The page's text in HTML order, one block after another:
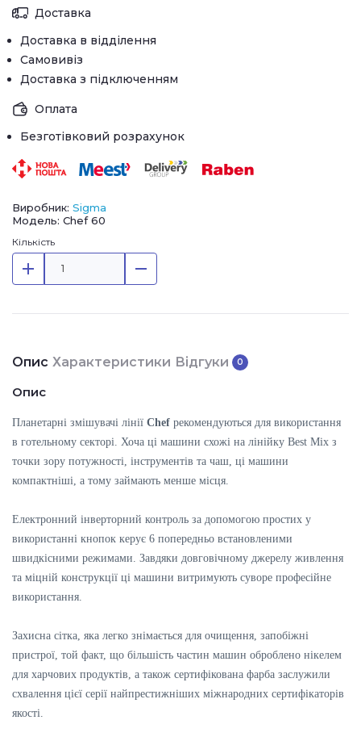
Доставка
Доставка в відділення
Самовивіз
Доставка з підключенням
Оплата
Безготівковий розрахунок
Виробник: Sigma
Модель: Chef 60
Кількість
Опис Характеристики Відгуки 0
Опис
Планетарні змішувачі лінії Chef рекомендуються для використання
в готельному секторі. Хоча ці машини схожі на лінійку Best Mix з
точки зору потужності, інструментів та чаш, ці машини
компактніші, а тому займають менше місця.
Електронний інверторний контроль за допомогою простих у
використанні кнопок керує 6 попередньо встановленими
швидкісними режимами. Завдяки довговічному джерелу живлення
та міцній конструкції ці машини витримують суворе професійне
використання.
Захисна сітка, яка легко знімається для очищення, запобіжні
пристрої, той факт, що більшість частин машин оброблено нікелем
для харчових продуктів, а також сертифікована фарба заслужили
схвалення цієї серії найпрестижніших міжнародних сертифікаторів
якості.